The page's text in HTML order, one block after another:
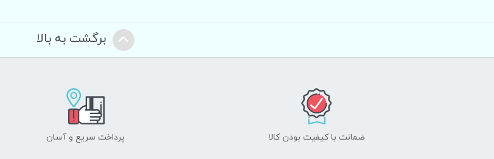
برگشت به بالا
ضمانت با کیفیت بودن کالا پرداخت سریع و آسان